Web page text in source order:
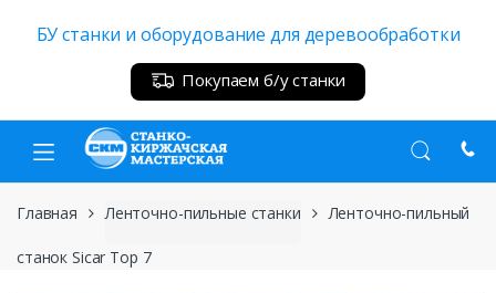
БУ станки и оборудование для деревообработки
Покупаем б/у станки
Главная Ленточно-пильные станки Ленточно-пильный
станок Sicar Top 7